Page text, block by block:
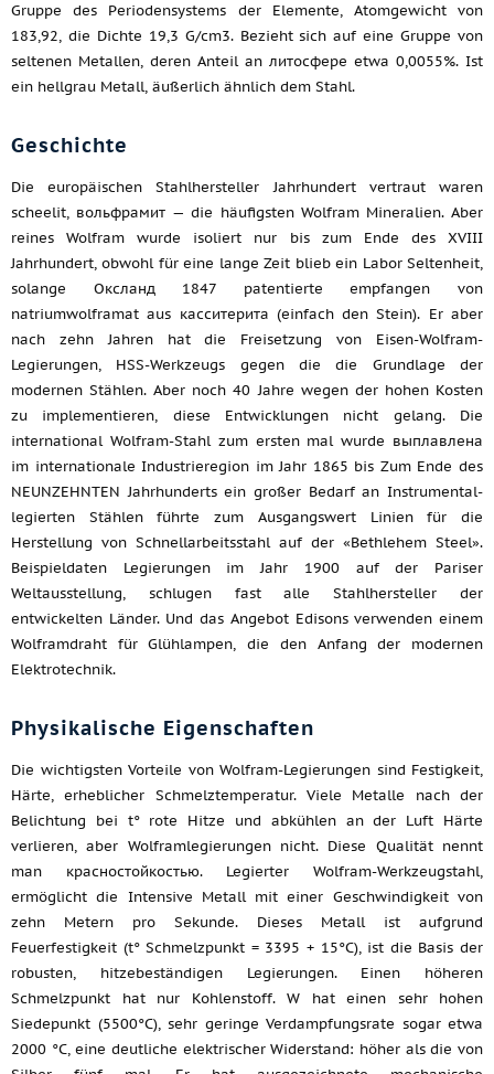
Gruppe des Periodensystems der Elemente, Atomgewicht von
183,92, die Dichte 19,3 G/cm3. Bezieht sich auf eine Gruppe von
seltenen Metallen, deren Anteil an литосфере etwa 0,0055%. Ist
ein hellgrau Metall, äußerlich ähnlich dem Stahl.
Geschichte
Die europäischen Stahlhersteller Jahrhundert vertraut waren
scheelit, вольфрамит — die häufigsten Wolfram Mineralien. Aber
reines Wolfram wurde isoliert nur bis zum Ende des XVIII
Jahrhundert, obwohl für eine lange Zeit blieb ein Labor Seltenheit,
solange Оксланд 1847 patentierte empfangen von
natriumwolframat aus касситерита (einfach den Stein). Er aber
nach zehn Jahren hat die Freisetzung von Eisen-Wolfram-
Legierungen, HSS-Werkzeugs gegen die die Grundlage der
modernen Stählen. Aber noch 40 Jahre wegen der hohen Kosten
zu implementieren, diese Entwicklungen nicht gelang. Die
international Wolfram-Stahl zum ersten mal wurde выплавлена
im internationale Industrieregion im Jahr 1865 bis Zum Ende des
NEUNZEHNTEN Jahrhunderts ein großer Bedarf an Instrumental-
legierten Stählen führte zum Ausgangswert Linien für die
Herstellung von Schnellarbeitsstahl auf der «Bethlehem Steel».
Beispieldaten Legierungen im Jahr 1900 auf der Pariser
Weltausstellung, schlugen fast alle Stahlhersteller der
entwickelten Länder. Und das Angebot Edisons verwenden einem
Wolframdraht für Glühlampen, die den Anfang der modernen
Elektrotechnik.
Physikalische Eigenschaften
Die wichtigsten Vorteile von Wolfram-Legierungen sind Festigkeit,
Härte, erheblicher Schmelztemperatur. Viele Metalle nach der
Belichtung bei t° rote Hitze und abkühlen an der Luft Härte
verlieren, aber Wolframlegierungen nicht. Diese Qualität nennt
man красностойкостью. Legierter Wolfram-Werkzeugstahl,
ermöglicht die Intensive Metall mit einer Geschwindigkeit von
zehn Metern pro Sekunde. Dieses Metall ist aufgrund
Feuerfestigkeit (t° Schmelzpunkt = 3395 + 15°C), ist die Basis der
robusten, hitzebeständigen Legierungen. Einen höheren
Schmelzpunkt hat nur Kohlenstoff. W hat einen sehr hohen
Siedepunkt (5500°C), sehr geringe Verdampfungsrate sogar etwa
2000 °C, eine deutliche elektrischer Widerstand: höher als die von